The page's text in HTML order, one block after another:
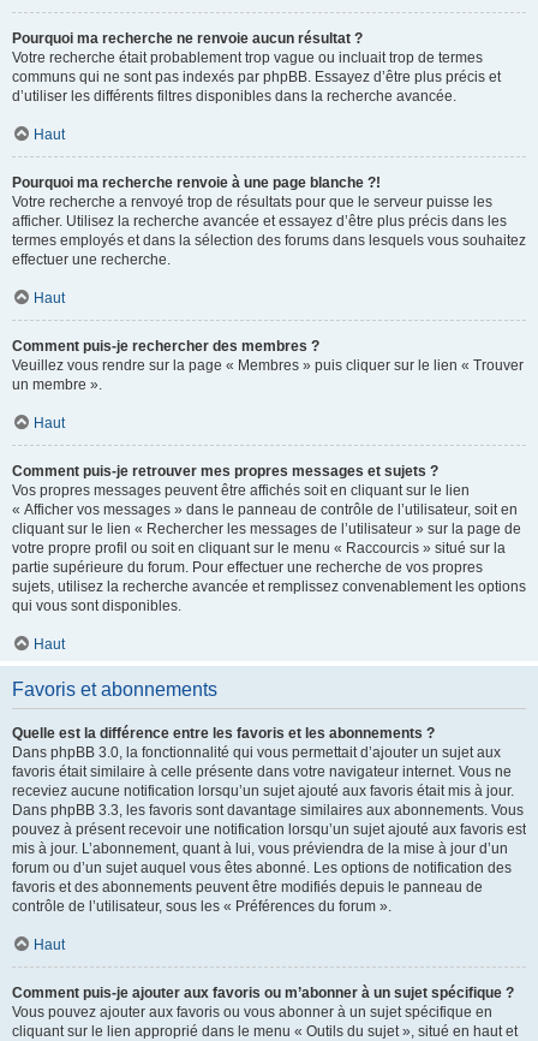
Pourquoi ma recherche ne renvoie aucun résultat ?
Votre recherche était probablement trop vague ou incluait trop de termes
communs qui ne sont pas indexés par phpBB. Essayez d’être plus précis et
d’utiliser les différents filtres disponibles dans la recherche avancée.
Haut
Pourquoi ma recherche renvoie à une page blanche ?!
Votre recherche a renvoyé trop de résultats pour que le serveur puisse les
afficher. Utilisez la recherche avancée et essayez d’être plus précis dans les
termes employés et dans la sélection des forums dans lesquels vous souhaitez
effectuer une recherche.
Haut
Comment puis-je rechercher des membres ?
Veuillez vous rendre sur la page « Membres » puis cliquer sur le lien « Trouver
un membre ».
Haut
Comment puis-je retrouver mes propres messages et sujets ?
Vos propres messages peuvent être affichés soit en cliquant sur le lien
« Afficher vos messages » dans le panneau de contrôle de l’utilisateur, soit en
cliquant sur le lien « Rechercher les messages de l’utilisateur » sur la page de
votre propre profil ou soit en cliquant sur le menu « Raccourcis » situé sur la
partie supérieure du forum. Pour effectuer une recherche de vos propres
sujets, utilisez la recherche avancée et remplissez convenablement les options
qui vous sont disponibles.
Haut
Favoris et abonnements
Quelle est la différence entre les favoris et les abonnements ?
Dans phpBB 3.0, la fonctionnalité qui vous permettait d’ajouter un sujet aux
favoris était similaire à celle présente dans votre navigateur internet. Vous ne
receviez aucune notification lorsqu’un sujet ajouté aux favoris était mis à jour.
Dans phpBB 3.3, les favoris sont davantage similaires aux abonnements. Vous
pouvez à présent recevoir une notification lorsqu’un sujet ajouté aux favoris est
mis à jour. L’abonnement, quant à lui, vous préviendra de la mise à jour d’un
forum ou d’un sujet auquel vous êtes abonné. Les options de notification des
favoris et des abonnements peuvent être modifiés depuis le panneau de
contrôle de l’utilisateur, sous les « Préférences du forum ».
Haut
Comment puis-je ajouter aux favoris ou m’abonner à un sujet spécifique ?
Vous pouvez ajouter aux favoris ou vous abonner à un sujet spécifique en
cliquant sur le lien approprié dans le menu « Outils du sujet », situé en haut et